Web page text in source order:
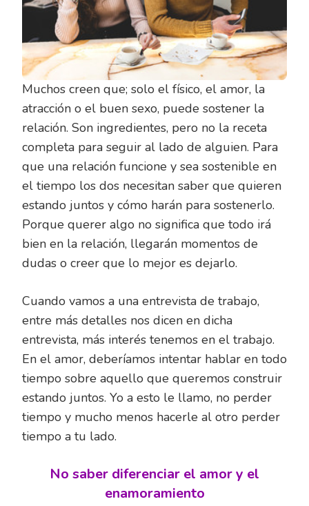
Muchos creen que; solo el físico, el amor, la
atracción o el buen sexo, puede sostener la
relación. Son ingredientes, pero no la receta
completa para seguir al lado de alguien. Para
que una relación funcione y sea sostenible en
el tiempo los dos necesitan saber que quieren
estando juntos y cómo harán para sostenerlo.
Porque querer algo no significa que todo irá
bien en la relación, llegarán momentos de
dudas o creer que lo mejor es dejarlo.
Cuando vamos a una entrevista de trabajo,
entre más detalles nos dicen en dicha
entrevista, más interés tenemos en el trabajo.
En el amor, deberíamos intentar hablar en todo
tiempo sobre aquello que queremos construir
estando juntos. Yo a esto le llamo, no perder
tiempo y mucho menos hacerle al otro perder
tiempo a tu lado.
No saber diferenciar el amor y el
enamoramiento